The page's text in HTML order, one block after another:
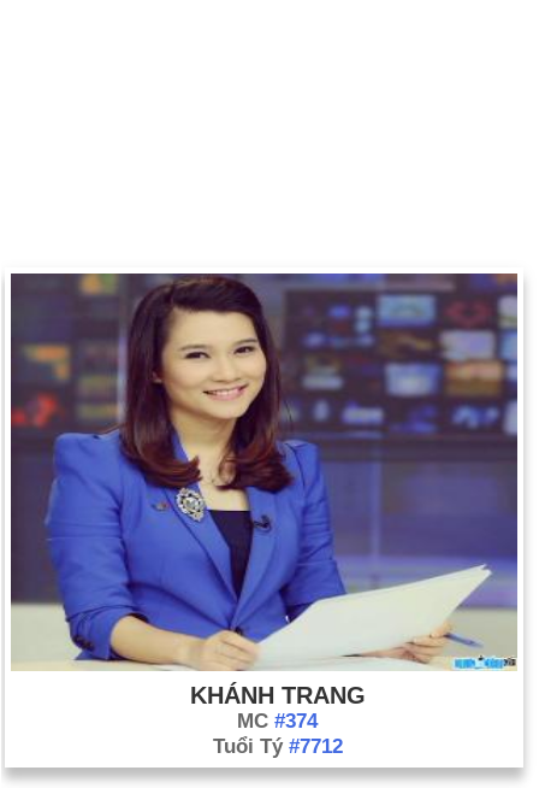
KHÁNH TRANG
MC #374
Tuổi Tý #7712